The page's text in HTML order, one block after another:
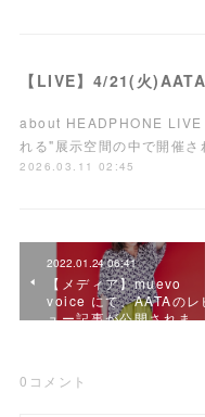
about HEADPHONE LIVE
れる"展示空間の中で開催さ
2026.03.11 02:45
2022.01.24 06:41
【メディア】muevo
voice にて、AATAのレ
ュー記事が公開されま
0 コメント